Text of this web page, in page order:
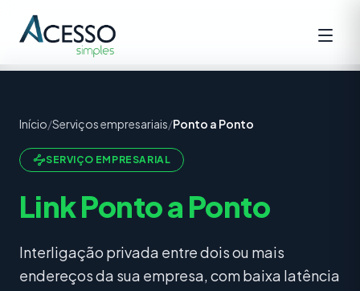
Início/Serviços empresariais/Ponto a Ponto
SERVIÇO EMPRESARIAL
Link Ponto a Ponto
Interligação privada entre dois ou mais
endereços da sua empresa, com baixa latência